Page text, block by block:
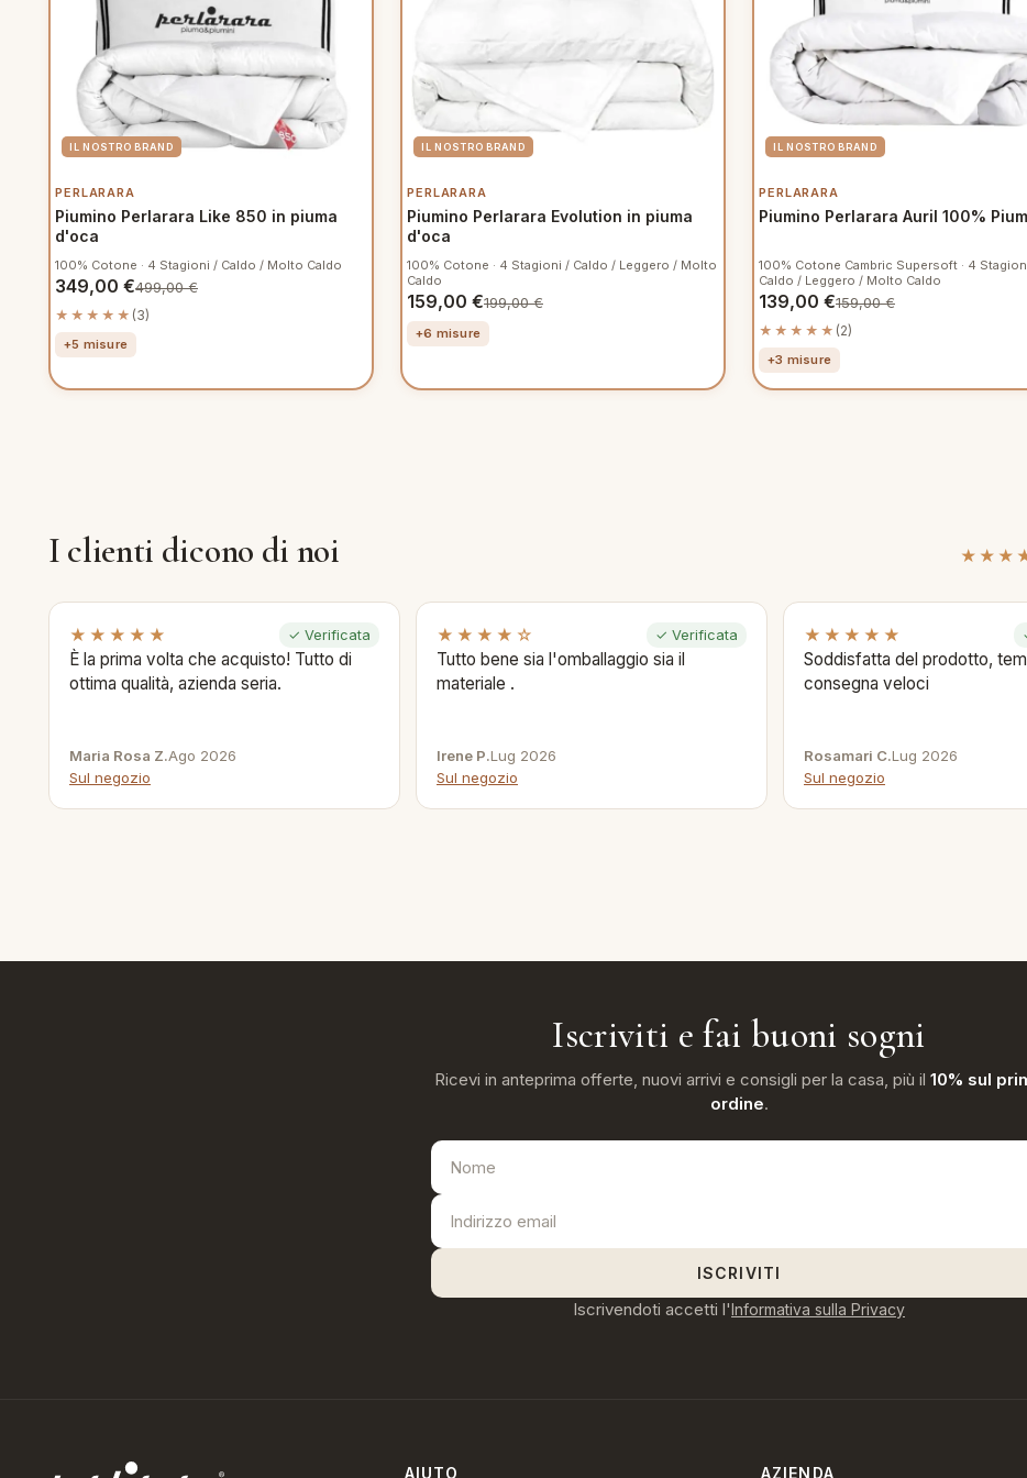
PERLARARA
Piumino Perlarara Like 850 in piuma
d'oca
100% Cotone · 4 Stagioni / Caldo / Molto Caldo
349,00 €499,00€
★★★★★ (3)
+5 misure
PERLARARA
Piumino Perlarara Evolution in piuma
d'oca
100% Cotone · 4 Stagioni / Caldo / Leggero / Molto
Caldo
159,00 €199,00€
+6 misure
PERLARARA
Piumino Perlarara Auril 100%
100% Cotone Cambric Supersoft · 4
Caldo / Leggero / Molto Caldo
139,00 €159,00€
★★★★★ (2)
+3 misure
I clienti dicono di noi
★★★★★ ✓ Verificata
È la prima volta che acquisto! Tutto di
ottima qualità, azienda seria.
Maria Rosa Z.Ago 2026
Sul negozio
★★★★☆ ✓ Verificata
Tutto bene sia l'omballaggio sia il
materiale .
Irene P.Lug 2026
Sul negozio
★★★★★
Soddisfatta del prodotto,
consegna veloci
Rosamari C.Lug 2026
Sul negozio
Iscriviti e fai buoni sogni
Ricevi in anteprima offerte, nuovi arrivi e consigli per la casa, più il 10% sul
ordine.
ISCRIVITI
Iscrivendoti accetti l'Informativa sulla Privacy
AIUTO AZIENDA